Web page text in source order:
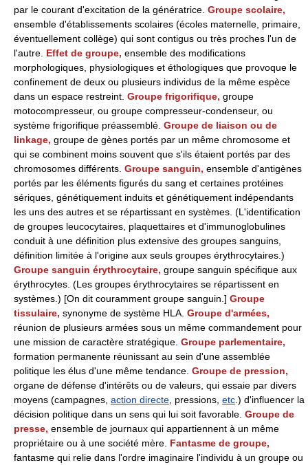
par le courant d'excitation de la génératrice. Groupe scolaire,
ensemble d'établissements scolaires (écoles maternelle, primaire,
éventuellement collège) qui sont contigus ou très proches l'un de
l'autre. Effet de groupe, ensemble des modifications
morphologiques, physiologiques et éthologiques que provoque le
confinement de deux ou plusieurs individus de la même espèce
dans un espace restreint. Groupe frigorifique, groupe
motocompresseur, ou groupe compresseur-condenseur, ou
système frigorifique préassemblé. Groupe de liaison ou de
linkage, groupe de gènes portés par un même chromosome et
qui se combinent moins souvent que s'ils étaient portés par des
chromosomes différents. Groupe sanguin, ensemble d'antigènes
portés par les éléments figurés du sang et certaines protéines
sériques, génétiquement induits et génétiquement indépendants
les uns des autres et se répartissant en systèmes. (L'identification
de groupes leucocytaires, plaquettaires et d'immunoglobulines
conduit à une définition plus extensive des groupes sanguins,
définition limitée à l'origine aux seuls groupes érythrocytaires.)
Groupe sanguin érythrocytaire, groupe sanguin spécifique aux
érythrocytes. (Les groupes érythrocytaires se répartissent en
systèmes.) [On dit couramment groupe sanguin.] Groupe
tissulaire, synonyme de système HLA. Groupe d'armées,
réunion de plusieurs armées sous un même commandement pour
une mission de caractère stratégique. Groupe parlementaire,
formation permanente réunissant au sein d'une assemblée
politique les élus d'une même tendance. Groupe de pression,
organe de défense d'intérêts ou de valeurs, qui essaie par divers
moyens (campagnes, action directe , pressions, etc .) d'influencer la
décision politique dans un sens qui lui soit favorable. Groupe de
presse, ensemble de journaux qui appartiennent à un même
propriétaire ou à une société mère. Fantasme de groupe,
fantasme qui relie dans l'ordre imaginaire l'individu à un groupe ou